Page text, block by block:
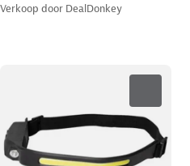
Verkoop door DealDonkey